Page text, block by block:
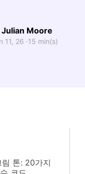
Julian Moore
11, 26 ·15 min(s)
톤: 20가지